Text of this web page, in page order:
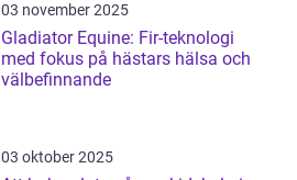
03 november 2025
Gladiator Equine: Fir-teknologi
med fokus på hästars hälsa och
välbefinnande
03 oktober 2025